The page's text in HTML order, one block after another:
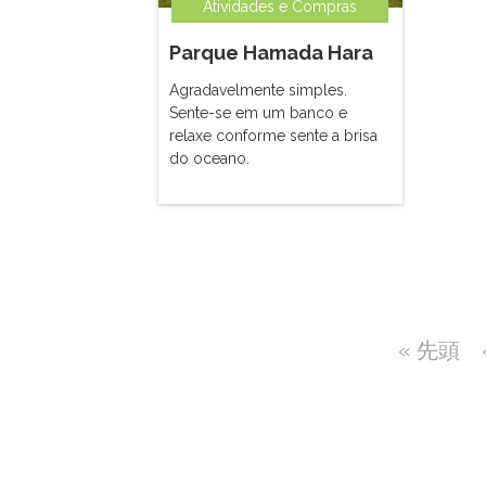
Atividades e Compras
Parque Hamada Hara
Agradavelmente simples.
Sente-se em um banco e
relaxe conforme sente a brisa
do oceano.
« 先頭